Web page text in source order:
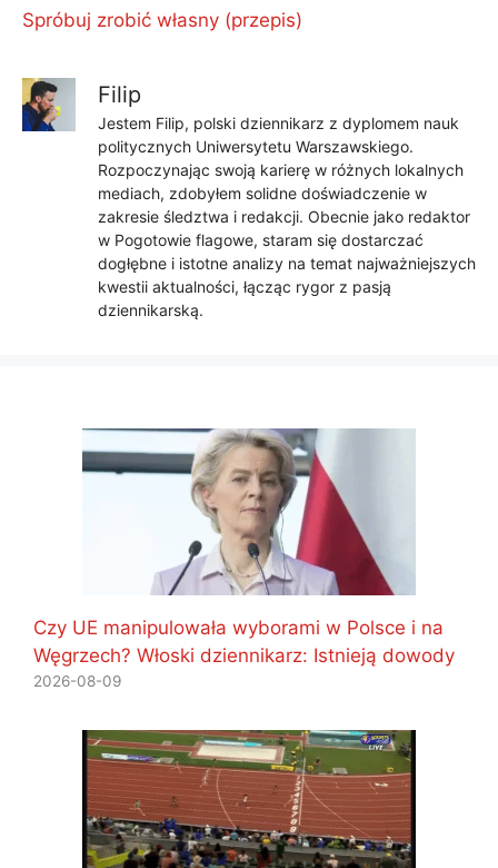
Spróbuj zrobić własny (przepis)
Filip
Jestem Filip, polski dziennikarz z dyplomem nauk
politycznych Uniwersytetu Warszawskiego.
Rozpoczynając swoją karierę w różnych lokalnych
mediach, zdobyłem solidne doświadczenie w
zakresie śledztwa i redakcji. Obecnie jako redaktor
w Pogotowie flagowe, staram się dostarczać
dogłębne i istotne analizy na temat najważniejszych
kwestii aktualności, łącząc rygor z pasją
dziennikarską.
Czy UE manipulowała wyborami w Polsce i na
Węgrzech? Włoski dziennikarz: Istnieją dowody
2026-08-09